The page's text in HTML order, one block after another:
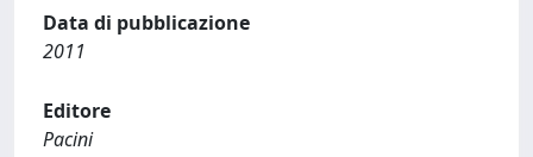
Data di pubblicazione
2011
Editore
Pacini